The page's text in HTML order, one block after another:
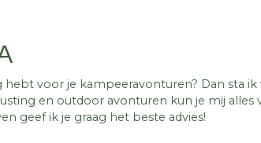
hebt voor je kampeeravonturen? Dan sta
en outdoor avonturen kun je mij alles
geef ik je graag het beste advies!